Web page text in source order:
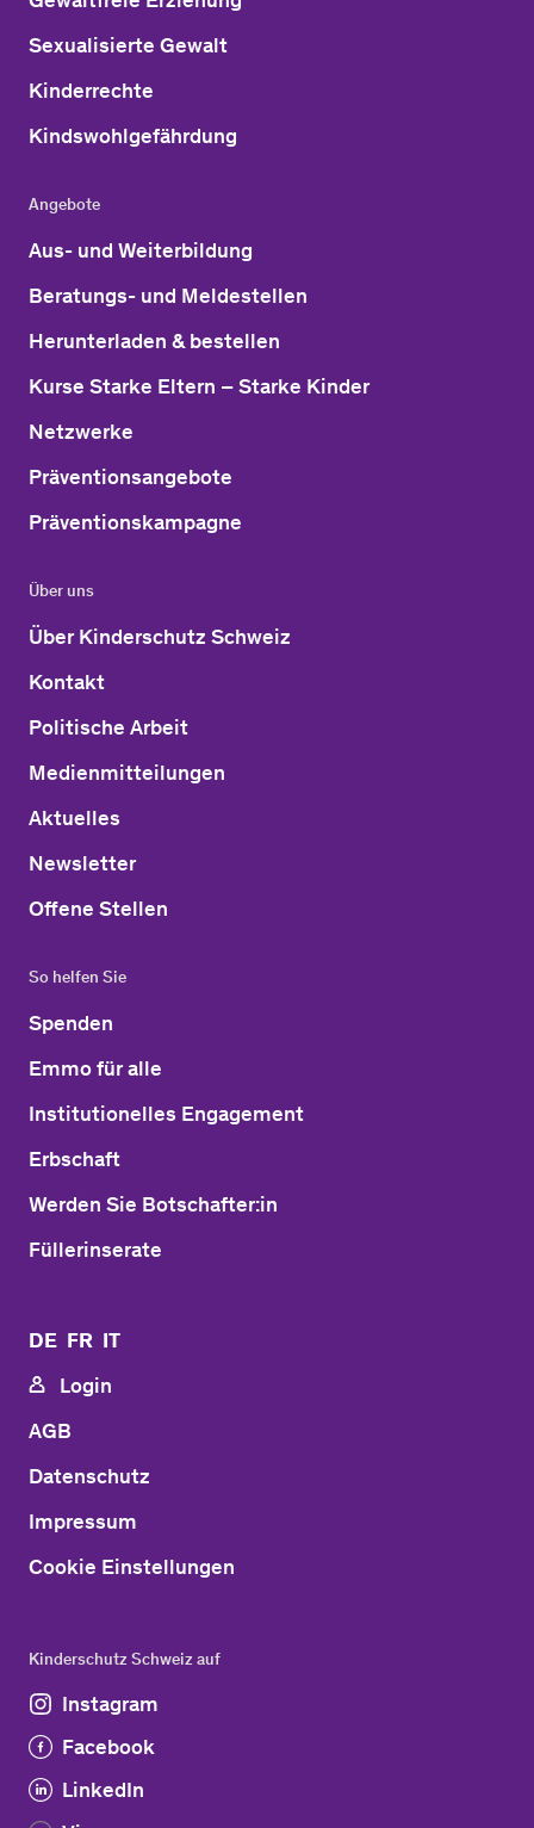
Sexualisierte Gewalt
Kinderrechte
Kindswohlgefährdung
Angebote
Aus- und Weiterbildung
Beratungs- und Meldestellen
Herunterladen & bestellen
Kurse Starke Eltern – Starke Kinder
Netzwerke
Präventionsangebote
Präventionskampagne
Über uns
Über Kinderschutz Schweiz
Kontakt
Politische Arbeit
Medienmitteilungen
Aktuelles
Newsletter
Offene Stellen
So helfen Sie
Spenden
Emmo für alle
Institutionelles Engagement
Erbschaft
Werden Sie Botschafter:in
Füllerinserate
DE FR IT
Login
AGB
Datenschutz
Impressum
Cookie Einstellungen
Kinderschutz Schweiz auf
Instagram
Facebook
LinkedIn